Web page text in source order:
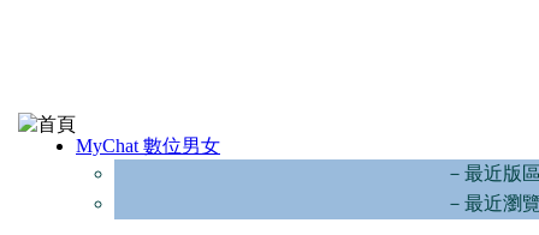
MyChat 數位男女
－最近版
－最近瀏